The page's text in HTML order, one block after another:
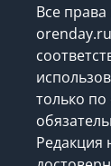
Все
только по
Редакция